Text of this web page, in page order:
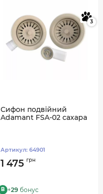
3
Сифон подвійний
Adamant FSA-02 сахара
Артикул: 64901
1 475 грн
B +29 бонус